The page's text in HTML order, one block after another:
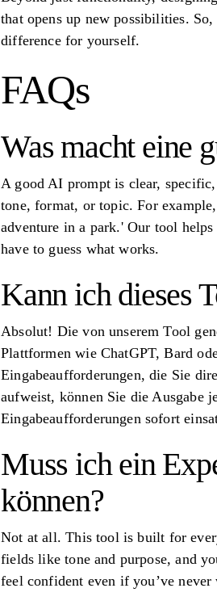
that opens up new possibilities.
difference for yourself.
FAQs
Was macht eine
A good AI prompt is clear,
tone, format, or topic. For
adventure in a park.' Our tool
have to guess what works.
Kann ich dieses
Absolut! Die von unserem Tool
Plattformen wie ChatGPT, Bard
Eingabeaufforderungen, die Sie
aufweist, können Sie die Ausgabe
Eingabeaufforderungen sofort
Muss ich ein
können?
Not at all. This tool is built for
fields like tone and purpose, and
feel confident even if you’ve